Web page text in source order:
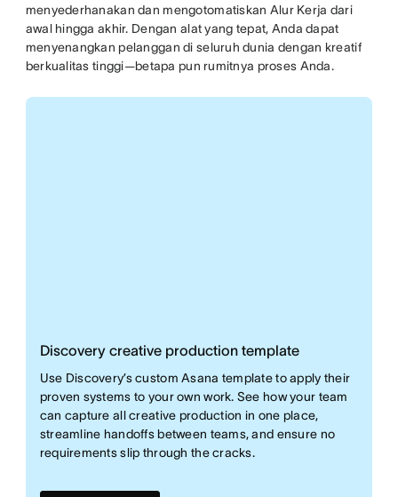
menyederhanakan dan mengotomatiskan Alur Kerja dari
awal hingga akhir. Dengan alat yang tepat, Anda dapat
menyenangkan pelanggan di seluruh dunia dengan kreatif
berkualitas tinggi—betapa pun rumitnya proses Anda.
Discovery creative production template
Use Discovery’s custom Asana template to apply their
proven systems to your own work. See how your team
can capture all creative production in one place,
streamline handoffs between teams, and ensure no
requirements slip through the cracks.